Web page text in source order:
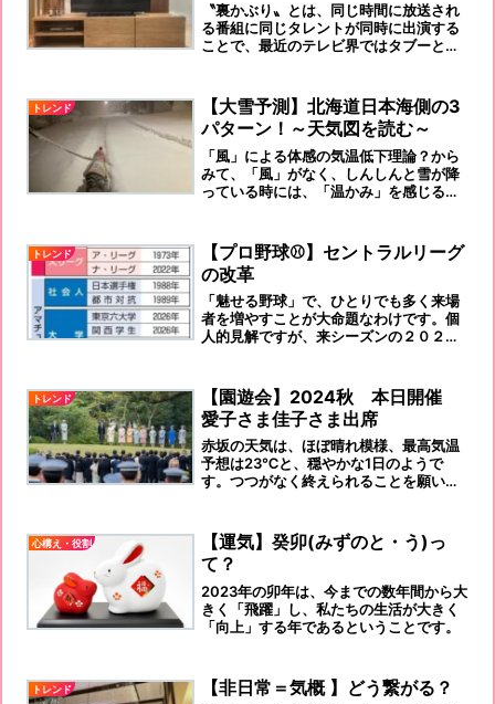
〝裏かぶり〟とは、同じ時間に放送され
る番組に同じタレントが同時に出演する
ことで、最近のテレビ界ではタブーとさ
トレンド
【大雪予測】北海道日本海側の3
パターン！～天気図を読む～
「風」による体感の気温低下理論？から
みて、「風」がなく、しんしんと雪が降
っている時には、「温かみ」を感じるの
に分けられるらしいです。
トレンド
【プロ野球⚾️】セントラルリーグ
の改革
「魅せる野球」で、ひとりでも多く来場
者を増やすことが大命題なわけです。個
人的見解ですが、来シーズンの２０２６
トレンド
【園遊会】2024秋 本日開催
愛子さま佳子さま出席
赤坂の天気は、ほぼ晴れ模様、最高気温
予想は23℃と、穏やかな1日のようで
す。つつがなく終えられることを願いま
心構え・役割
【運気】癸卯(みずのと・う)っ
て？
2023年の卯年は、今までの数年間から大
きく「飛躍」し、私たちの生活が大きく
「向上」する年であるということです。
トレンド 【非日常＝気概 】どう繋がる？